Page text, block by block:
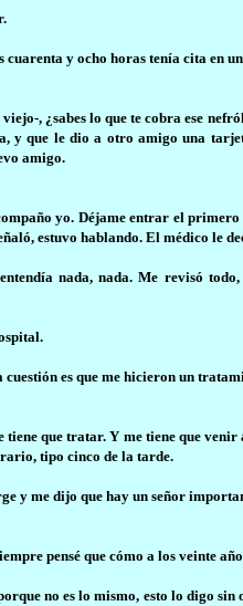
cuarenta y ocho horas tenía cita en
, ¿sabes lo que te cobra ese
y que le dio a otro amigo una
amigo.
yo. Déjame entrar el
estuvo hablando. El médico le
nada, nada. Me revisó
cuestión es que me hicieron un
tiene que tratar. Y me tiene que
tipo cinco de la tarde.
y me dijo que hay un señor
pensé que cómo a los veinte
no es lo mismo, esto lo digo